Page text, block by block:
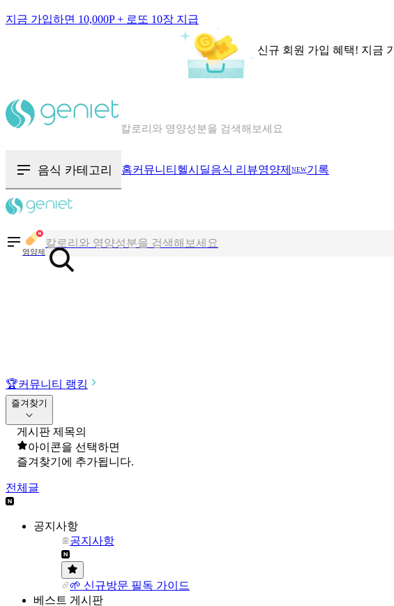
지금 가입하면 10,000P + 로또 10장 지급
신규 회원 가입 혜택! 지금
혈당 · 다이어트 음식 검색해보세요
음식 · 영양제 리뷰를 찾아보세요
음식 카테고리 홈커뮤니티 헬시딜음식 리뷰영양제 NEW기록
영양제혈당 · 다이어트 음식 검색해보세요
🏆커뮤니티 랭킹
즐겨찾기
게시판 제목의
아이콘을 선택하면
즐겨찾기에 추가됩니다.
전체글
공지사항
공지사항
🌱 신규방문 필독 가이드
베스트 게시판